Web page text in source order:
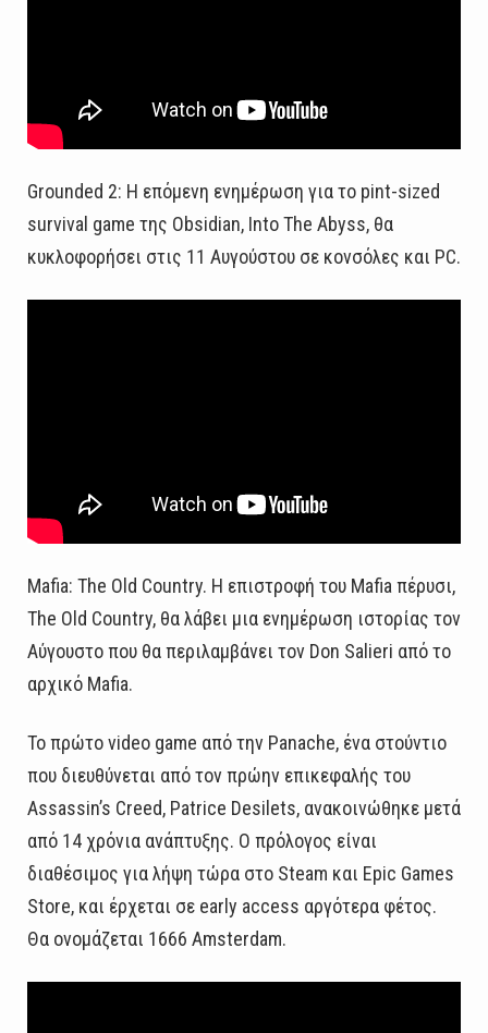
Grounded 2: Η επόμενη ενημέρωση για το pint-sized
survival game της Obsidian, Into The Abyss, θα
κυκλοφορήσει στις 11 Αυγούστου σε κονσόλες και PC.
Mafia: The Old Country. Η επιστροφή του Mafia πέρυσι,
The Old Country, θα λάβει μια ενημέρωση ιστορίας τον
Αύγουστο που θα περιλαμβάνει τον Don Salieri από το
αρχικό Mafia.
Το πρώτο video game από την Panache, ένα στούντιο
που διευθύνεται από τον πρώην επικεφαλής του
Assassin’s Creed, Patrice Desilets, ανακοινώθηκε μετά
από 14 χρόνια ανάπτυξης. Ο πρόλογος είναι
διαθέσιμος για λήψη τώρα στο Steam και Epic Games
Store, και έρχεται σε early access αργότερα φέτος.
Θα ονομάζεται 1666 Amsterdam.